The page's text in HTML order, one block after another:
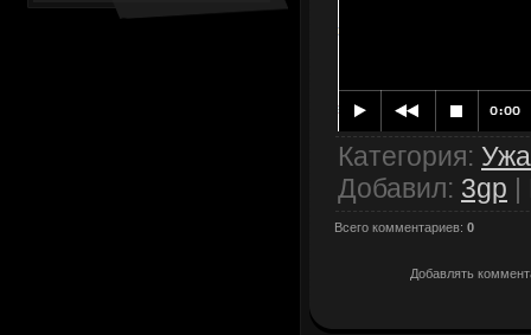
Категория:
Добавил: 3gp |
Всего комментариев: 0
Добавлять